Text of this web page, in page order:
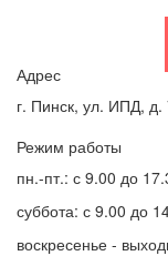
Адрес
г. Пинск, ул. ИПД, д.
Режим работы
пн.-пт.: с 9.00 до
суббота: с 9.00 до
воскресенье -